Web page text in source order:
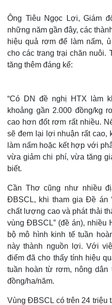
Thế giới
Quan sát
Cuộc sống đó đây
Ông Tiêu Ngọc Lợi, Giám
những năm gần đây, các
hiệu quả rơm để làm nấm,
cho các trang trại chăn nuôi.
tăng thêm đáng kể:
“Có DN đề nghị HTX làm
khoảng gần 2.000 đồng/kg
cao hơn đốt rơm rất nhiều.
sẽ đem lại lợi nhuận rất cao,
làm nấm hoặc kết hợp với
vừa giảm chi phí, vừa tăng
biết.
Cần Thơ cũng như nhiều
ĐBSCL, khi tham gia Đề án
chất lượng cao và phát thải
vùng ĐBSCL” (đề án), nhiều
bộ mô hình kinh tế tuần
này thành nguồn lợi. Với
điểm đã cho thấy tính hiệu
tuần hoàn từ rơm, nông dân
đồng/ha/năm.
Vùng ĐBSCL có trên 24 triệu